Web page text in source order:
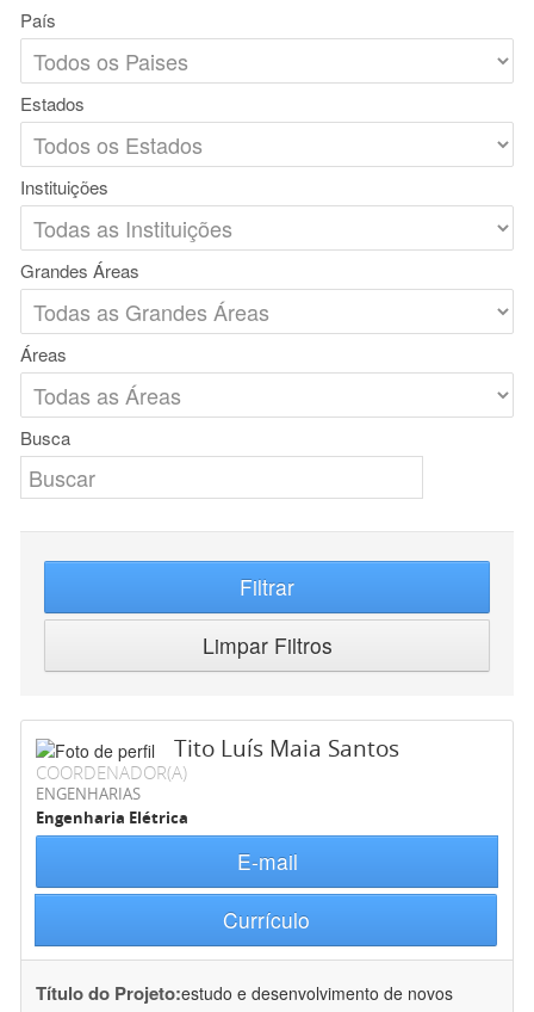
País
Estados
Instituições
Grandes Áreas
Áreas
Busca
Filtrar
Limpar Filtros
Tito Luís Maia Santos
COORDENADOR(A)
ENGENHARIAS
Engenharia Elétrica
E-mail
Currículo
Título do Projeto:estudo e desenvolvimento de novos